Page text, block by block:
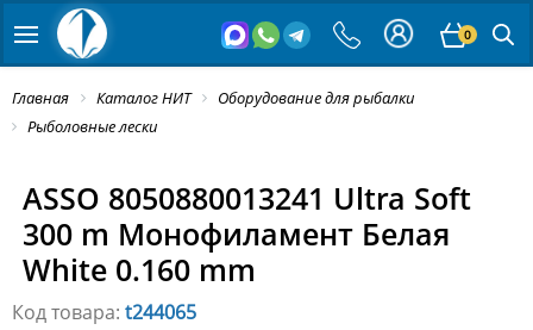
0
Главная Каталог НИТ
Оборудование для рыбалки
Рыболовные лески
ASSO 8050880013241 Ultra Soft
300 m Монофиламент Белая
White 0.160 mm
Код товара: t244065